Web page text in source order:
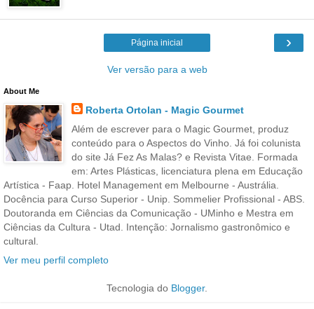
›
Página inicial
Ver versão para a web
About Me
Roberta Ortolan - Magic Gourmet
Além de escrever para o Magic Gourmet, produz
conteúdo para o Aspectos do Vinho. Já foi colunista
do site Já Fez As Malas? e Revista Vitae. Formada
em: Artes Plásticas, licenciatura plena em Educação
Artística - Faap. Hotel Management em Melbourne - Austrália.
Docência para Curso Superior - Unip. Sommelier Profissional - ABS.
Doutoranda em Ciências da Comunicação - UMinho e Mestra em
Ciências da Cultura - Utad. Intenção: Jornalismo gastronômico e
cultural.
Ver meu perfil completo
Tecnologia do Blogger.